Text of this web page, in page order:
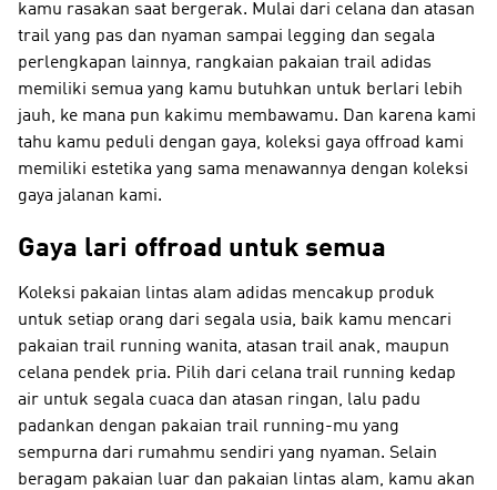
kamu rasakan saat bergerak. Mulai dari celana dan atasan
trail yang pas dan nyaman sampai legging dan segala
perlengkapan lainnya, rangkaian pakaian trail adidas
memiliki semua yang kamu butuhkan untuk berlari lebih
jauh, ke mana pun kakimu membawamu. Dan karena kami
tahu kamu peduli dengan gaya, koleksi gaya offroad kami
memiliki estetika yang sama menawannya dengan koleksi
gaya jalanan kami.
Gaya lari offroad untuk semua
Koleksi pakaian lintas alam adidas mencakup produk
untuk setiap orang dari segala usia, baik kamu mencari
pakaian trail running wanita, atasan trail anak, maupun
celana pendek pria. Pilih dari celana trail running kedap
air untuk segala cuaca dan atasan ringan, lalu padu
padankan dengan pakaian trail running-mu yang
sempurna dari rumahmu sendiri yang nyaman. Selain
beragam pakaian luar dan pakaian lintas alam, kamu akan